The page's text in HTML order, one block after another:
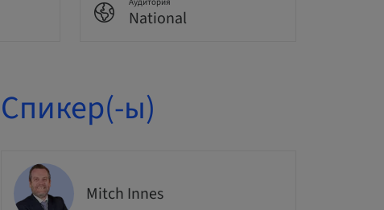
National
Спикер(-ы)
Mitch Innes